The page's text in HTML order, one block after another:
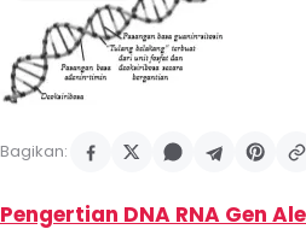
Bagikan:
Pengertian DNA RNA Gen